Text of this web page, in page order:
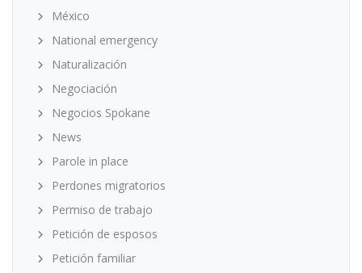
México
National emergency
Naturalización
Negociación
Negocios Spokane
News
Parole in place
Perdones migratorios
Permiso de trabajo
Petición de esposos
Petición familiar